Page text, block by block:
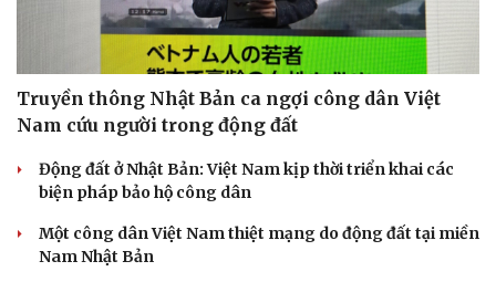
Truyền thông Nhật Bản ca ngợi công dân Việt
Nam cứu người trong động đất
Động đất ở Nhật Bản: Việt Nam kịp thời triển khai các
biện pháp bảo hộ công dân
Một công dân Việt Nam thiệt mạng do động đất tại miền
Nam Nhật Bản